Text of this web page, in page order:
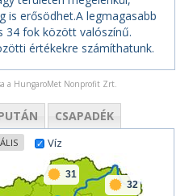
is erősödhet.A legmagasabb
34 fok között valószínű.
értékekre számíthatunk.
a HungaroMet Nonprofit Zrt.
CSAPADÉK
31
32
Víz